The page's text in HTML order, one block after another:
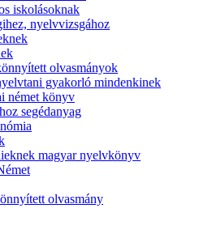
iskolásoknak
nyelvvizsgához
olvasmányok
gyakorló mindenkinek
német könyv
segédanyag
magyar nyelvkönyv
olvasmány